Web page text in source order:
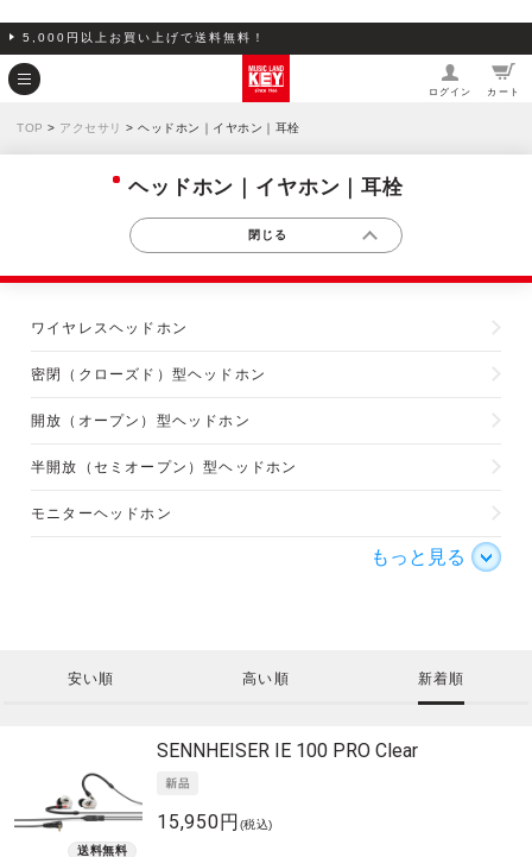
5,000円以上お買い上げで送料無料！
ログイン カート
TOP > アクセサリ > ヘッドホン｜イヤホン｜耳栓
ヘッドホン｜イヤホン｜耳栓
ワイヤレスヘッドホン
密閉（クローズド）型ヘッドホン
開放（オープン）型ヘッドホン
半開放（セミオープン）型ヘッドホン
モニターヘッドホン
もっと見る
安い順 高い順 新着順
SENNHEISER IE 100 PRO Clear
15,950円 (税込)